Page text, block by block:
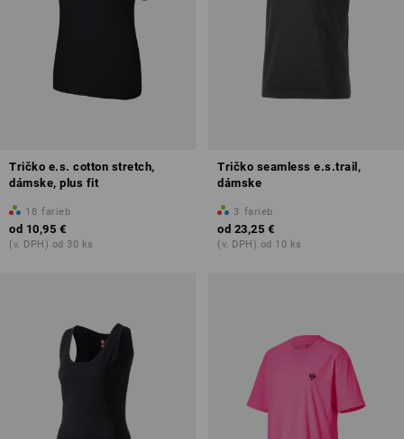
Tričko e.s. cotton stretch,
dámske, plus fit
18 farieb
od 10,95 €
(v. DPH) od 30 ks
Tričko seamless e.s.trail,
dámske
3 farieb
od 23,25 €
(v. DPH) od 10 ks